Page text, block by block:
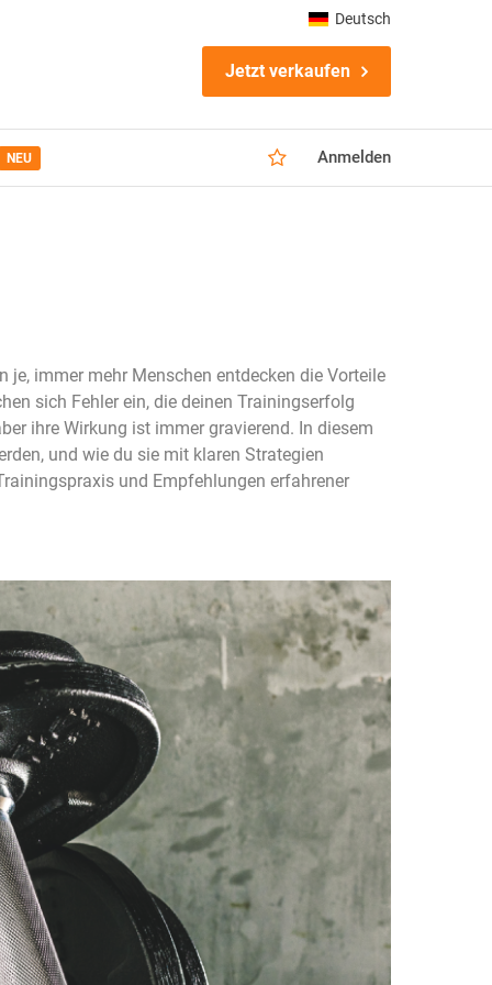
Jetzt verkaufen
NEU Anmelden
Deutsch
immer mehr Menschen entdecken die Vorteile
sich Fehler ein, die deinen Trainingserfolg
ihre Wirkung ist immer gravierend. In diesem
und wie du sie mit klaren Strategien
und Empfehlungen erfahrener